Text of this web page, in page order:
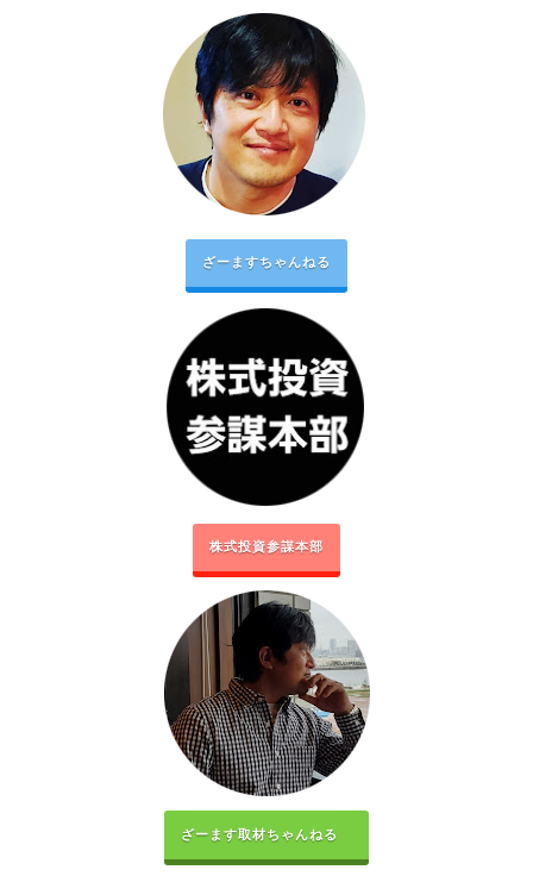
ざーますちゃんねる
株式投資参謀本部
ざーます取材ちゃんねる